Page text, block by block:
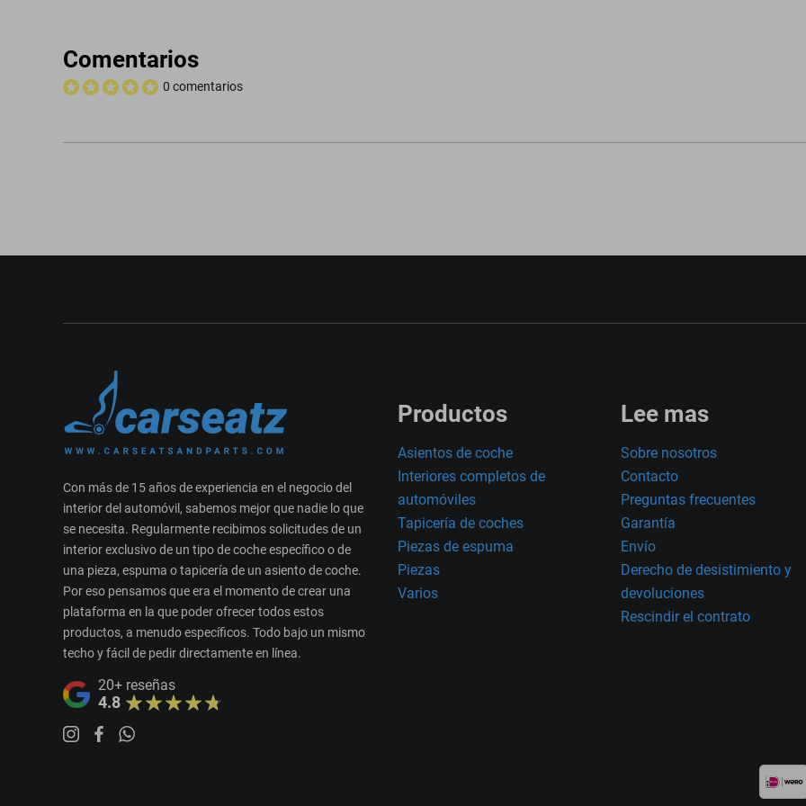
Comentarios
0 comentarios
Con más de 15 años de experiencia en el negocio del
interior del automóvil, sabemos mejor que nadie lo que
se necesita. Regularmente recibimos solicitudes de un
interior exclusivo de un tipo de coche específico o de
una pieza, espuma o tapicería de un asiento de coche.
Por eso pensamos que era el momento de crear una
plataforma en la que poder ofrecer todos estos
productos, a menudo específicos. Todo bajo un mismo
techo y fácil de pedir directamente en línea.
20+reseñas
4.8
Productos
Asientos de coche
Interiores completos de
automóviles
Tapicería de coches
Piezas de espuma
Piezas
Varios
Lee mas
Sobre nosotros
Contacto
Preguntas frecuentes
Garantía
Envío
Derecho de desistimiento y
devoluciones
Rescindir el contrato